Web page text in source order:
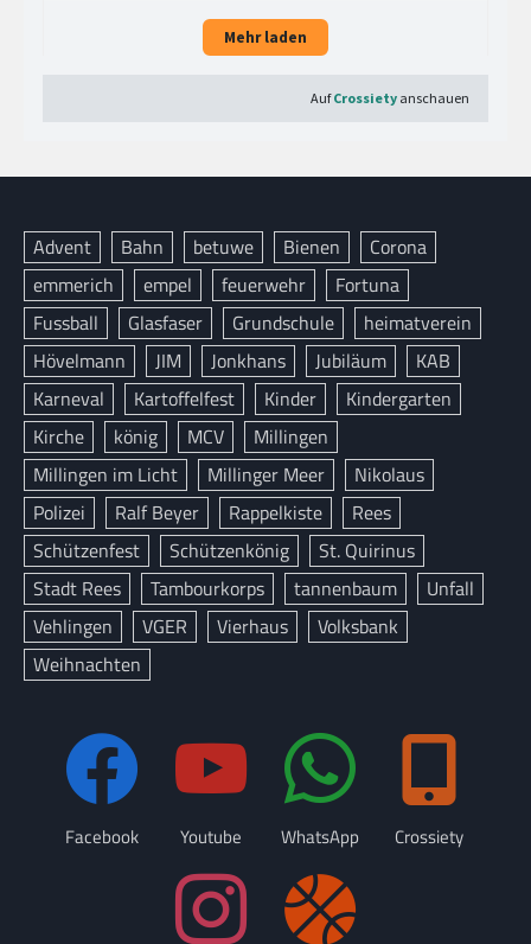
Advent Bahn betuwe Bienen
Corona
emmerich
empel feuerwehr
Fortuna
Fussball
Glasfaser Grundschule
heimatverein
Hövelmann
JIM Jonkhans Jubiläum
KAB
Karneval
Kartoffelfest Kinder
Kindergarten
Kirche
könig MCV
Millingen
Millingen im Licht
Millinger Meer
Nikolaus
Polizei
Ralf Beyer Rappelkiste
Rees
Schützenfest
Schützenkönig
St. Quirinus
Stadt Rees
Tambourkorps tannenbaum
Unfall
Vehlingen
VGER Vierhaus
Volksbank
Weihnachten
Facebook Youtube WhatsApp Crossiety